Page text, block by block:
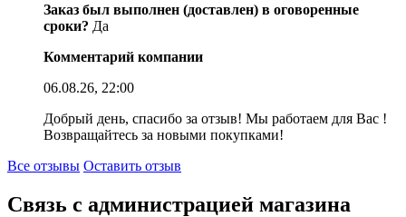
Заказ был выполнен (доставлен) в оговоренные
сроки? Да
Комментарий компании
06.08.26, 22:00
Добрый день, спасибо за отзыв! Мы работаем для Вас !
Возвращайтесь за новыми покупками!
Все отзывы Оставить отзыв
Связь с администрацией магазина